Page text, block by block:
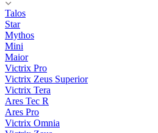
Talos
Star
Mythos
Mini
Maior
Victrix Pro
Victrix Zeus Superior
Victrix Tera
Ares Tec R
Ares Pro
Victrix Omnia